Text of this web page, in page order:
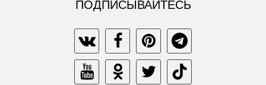
ПОДПИСЫВАЙТЕСЬ